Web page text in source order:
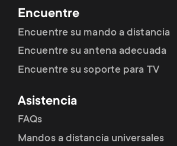
Encuentre
Encuentre su mando a distancia
Encuentre su antena adecuada
Encuentre su soporte para TV
Asistencia
FAQs
Mandos a distancia universales